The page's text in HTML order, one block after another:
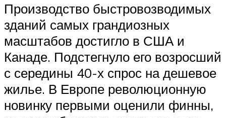
Производство быстровозводимых
зданий самых грандиозных
масштабов достигло в США и
Канаде. Подстегнуло его возросший
с середины 40-х спрос на дешевое
жилье. В Европе революционную
новинку первыми оценили финны,